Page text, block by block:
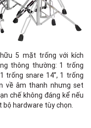
5 mặt trống với kích
thông thường: 1 trống
trống snare 14”, 1 trống
về âm thanh nhưng set
chế không đáng kể nếu
hardware tùy chọn.